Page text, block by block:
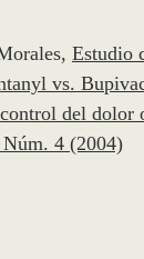
Estudio
vs.
del dolor
4 (2004)